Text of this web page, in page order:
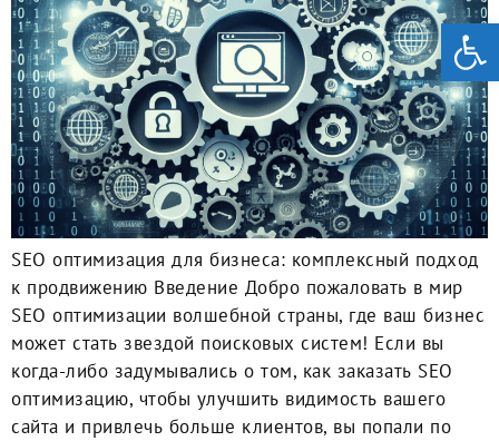
SEO оптимизация для бизнеса: комплексный подход
к продвижению Введение Добро пожаловать в мир
SEO оптимизации волшебной страны, где ваш бизнес
может стать звездой поисковых систем! Если вы
когда-либо задумывались о том, как заказать SEO
оптимизацию, чтобы улучшить видимость вашего
сайта и привлечь больше клиентов, вы попали по